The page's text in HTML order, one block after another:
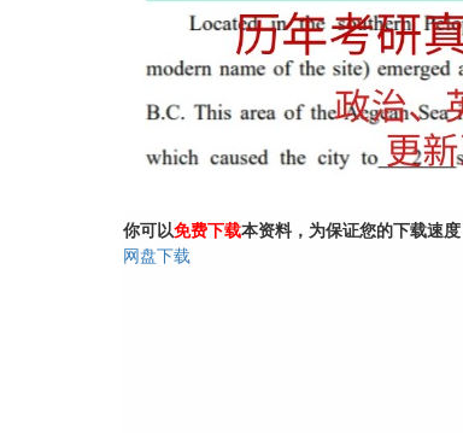
你可以免费下载本资料，为保证您的下载速
网盘下载